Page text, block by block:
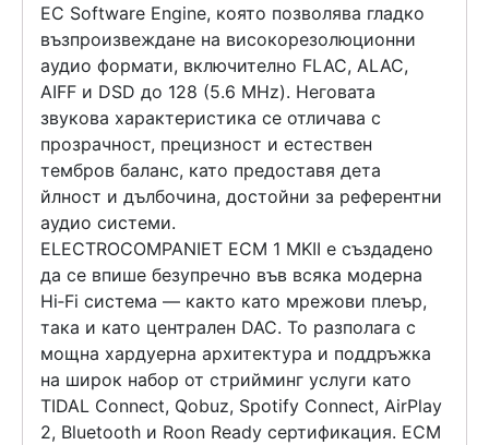
EC Software Engine, която позволява гладко
възпроизвеждане на високорезолюционни
аудио формати, включително FLAC, ALAC,
AIFF и DSD до 128 (5.6 MHz). Неговата
звукова характеристика се отличава с
прозрачност, прецизност и естествен
тембров баланс, като предоставя дета
йлност и дълбочина, достойни за референтни
аудио системи.
ELECTROCOMPANIET ECM 1 MKII е създадено
да се впише безупречно във всяка модерна
Hi‑Fi система — както като мрежови плеър,
така и като централен DAC. То разполага с
мощна хардуерна архитектура и поддръжка
на широк набор от стрийминг услуги като
TIDAL Connect, Qobuz, Spotify Connect, AirPlay
2, Bluetooth и Roon Ready сертификация. ECM